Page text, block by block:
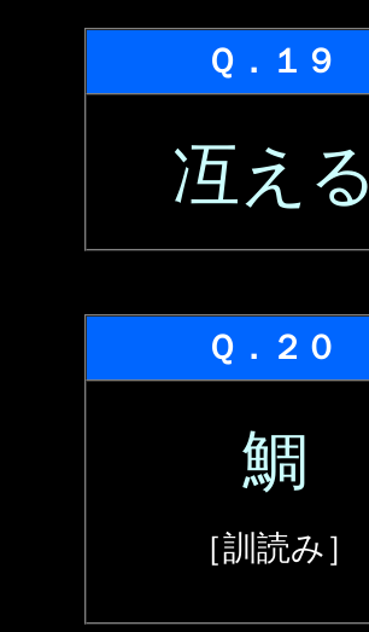
Ｑ．１９
冱える
Ｑ．２０
鯛
［訓読み］